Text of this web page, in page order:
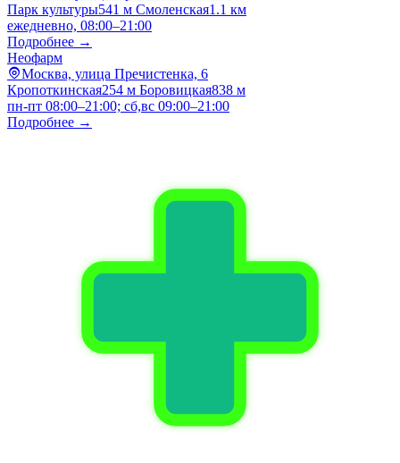
Парк культуры541 м Смоленская1.1 км
ежедневно, 08:00–21:00
Подробнее →
Неофарм
Москва, улица Пречистенка, 6
Кропоткинская254 м Боровицкая838 м
пн-пт 08:00–21:00; сб,вс 09:00–21:00
Подробнее →